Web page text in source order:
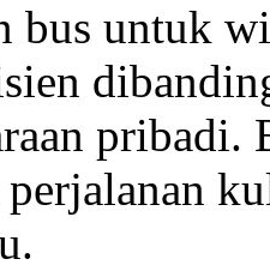
bus untuk
pribadi.
perjalanan